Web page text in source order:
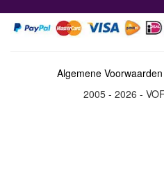
Algemene Voorwaarden
2005 - 2026 -